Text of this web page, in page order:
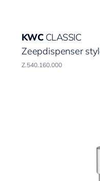
KWC CLASSIC
Zeepdispenser
Z.540.160.000